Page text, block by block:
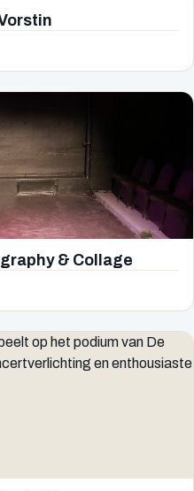
& Collage